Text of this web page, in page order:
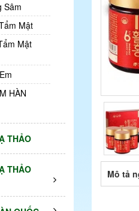
Sâm
Mật
Mật
HÀN
THẢO
THẢO
Mô tả